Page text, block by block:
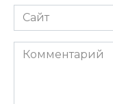
Сайт
Комментарий